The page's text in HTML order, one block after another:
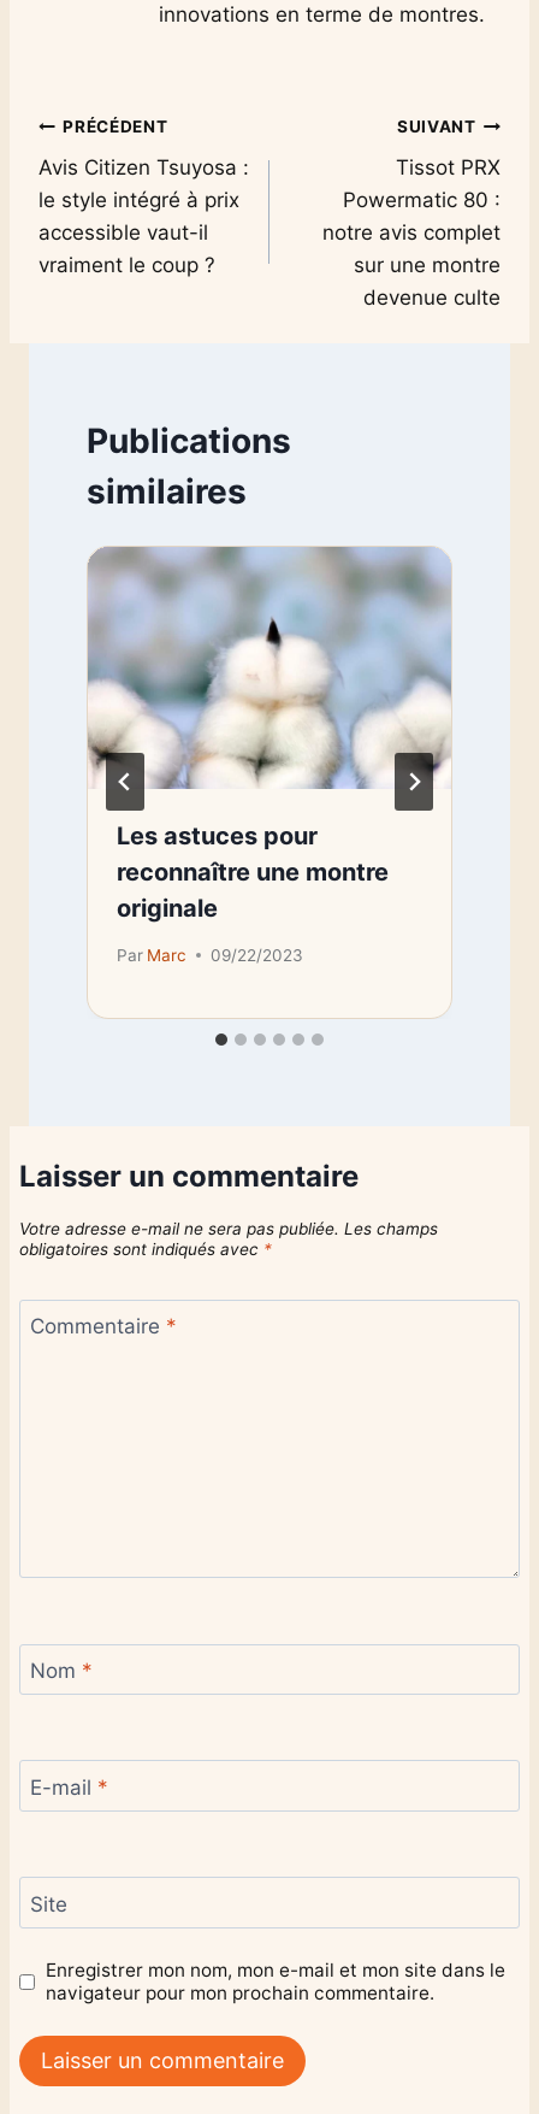
innovations en terme de montres.
Navigation
de
l’article
PRÉCÉDENT
Avis Citizen Tsuyosa :
le style intégré à prix
accessible vaut-il
vraiment le coup ?
SUIVANT
Tissot PRX
Powermatic 80 :
notre avis complet
sur une montre
devenue culte
Publications
similaires
Les astuces pour
reconnaître une montre
originale
Par Marc 09/22/2023
Laisser un commentaire
Votre adresse e-mail ne sera pas publiée. Les champs
obligatoires sont indiqués avec *
Commentaire *
Nom *
E-mail *
Site
Enregistrer mon nom, mon e-mail et mon site dans le
navigateur pour mon prochain commentaire.